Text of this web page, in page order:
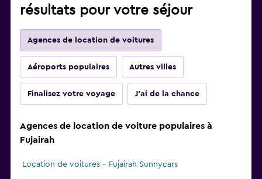
résultats pour votre séjour
Agences de location de voitures
Aéroports populaires Autres villes
Finalisez votre voyage J'ai de la chance
Agences de location de voiture populaires à
Fujairah
Location de voitures - Fujairah Sunnycars